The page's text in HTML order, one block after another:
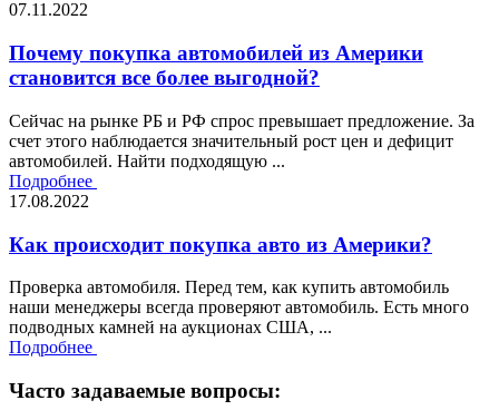
07.11.2022
Почему покупка автомобилей из Америки
становится все более выгодной?
Сейчас на рынке РБ и РФ спрос превышает предложение. За
счет этого наблюдается значительный рост цен и дефицит
автомобилей. Найти подходящую ...
Подробнее
17.08.2022
Как происходит покупка авто из Америки?
Проверка автомобиля. Перед тем, как купить автомобиль
наши менеджеры всегда проверяют автомобиль. Есть много
подводных камней на аукционах США, ...
Подробнее
Часто задаваемые вопросы: